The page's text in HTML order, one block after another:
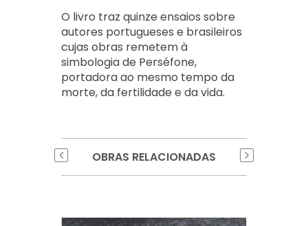
O livro traz quinze ensaios sobre
autores portugueses e brasileiros
cujas obras remetem à
simbologia de Perséfone,
portadora ao mesmo tempo da
morte, da fertilidade e da vida.
OBRAS RELACIONADAS